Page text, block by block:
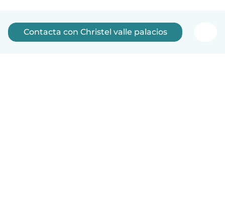
Contacta con Christel valle palacios